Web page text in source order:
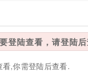
登陆查看，请登陆
看,你需登陆后查看.